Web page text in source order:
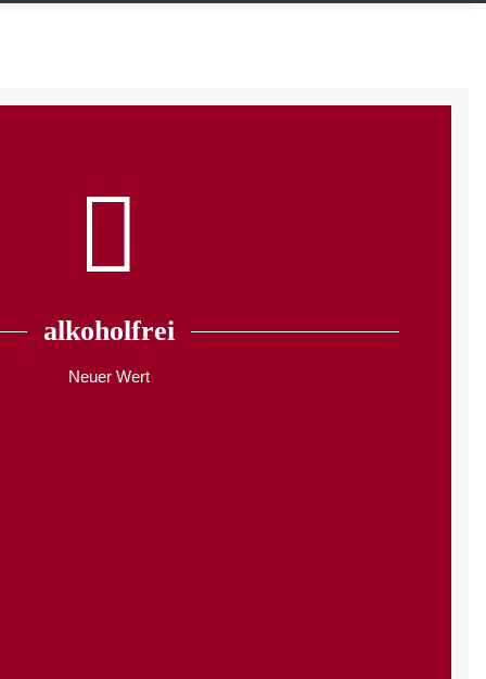
alkoholfrei
Neuer Wert